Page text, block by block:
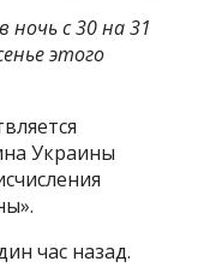
ночь с 30 на 31
этого
Украины
час назад.